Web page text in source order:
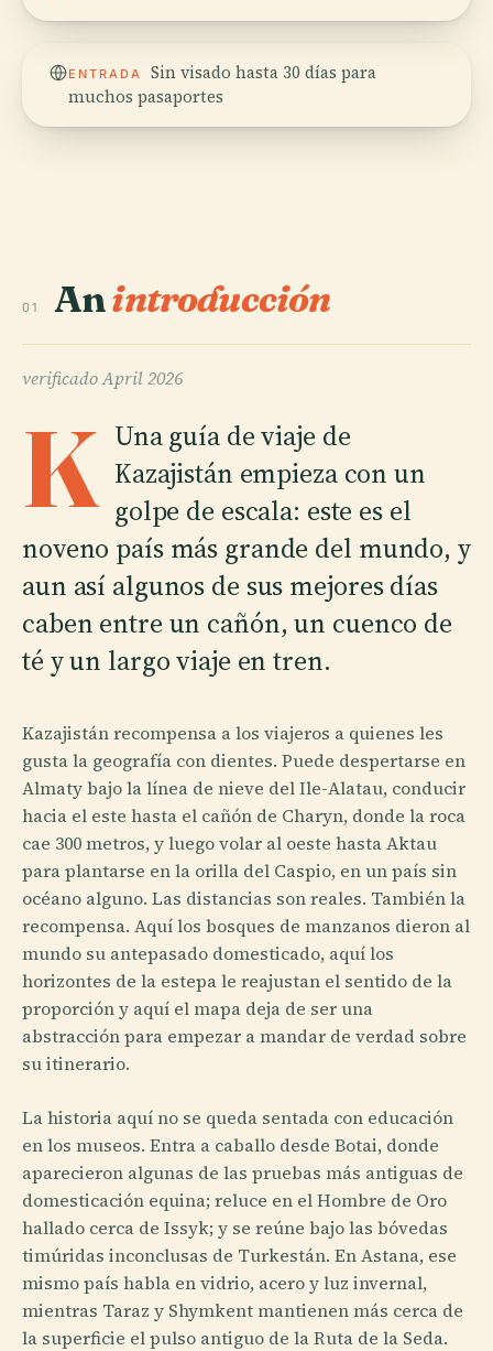
ENTRADA
Sin visado hasta 30 días para
muchos pasaportes
01 Anintroducción
verificadoApril 2026
K Una guía de viaje de
Kazajistán empieza con un
golpe de escala: este es el
noveno país más grande del mundo, y
aun así algunos de sus mejores días
caben entre un cañón, un cuenco de
té y un largo viaje en tren.
Kazajistán recompensa a los viajeros a quienes les
gusta la geografía con dientes. Puede despertarse en
Almaty bajo la línea de nieve del Ile-Alatau, conducir
hacia el este hasta el cañón de Charyn, donde la roca
cae 300 metros, y luego volar al oeste hasta Aktau
para plantarse en la orilla del Caspio, en un país sin
océano alguno. Las distancias son reales. También la
recompensa. Aquí los bosques de manzanos dieron al
mundo su antepasado domesticado, aquí los
horizontes de la estepa le reajustan el sentido de la
proporción y aquí el mapa deja de ser una
abstracción para empezar a mandar de verdad sobre
su itinerario.
La historia aquí no se queda sentada con educación
en los museos. Entra a caballo desde Botai, donde
aparecieron algunas de las pruebas más antiguas de
domesticación equina; reluce en el Hombre de Oro
hallado cerca de Issyk; y se reúne bajo las bóvedas
timúridas inconclusas de Turkestán. En Astana, ese
mismo país habla en vidrio, acero y luz invernal,
mientras Taraz y Shymkent mantienen más cerca de
la superficie el pulso antiguo de la Ruta de la Seda.